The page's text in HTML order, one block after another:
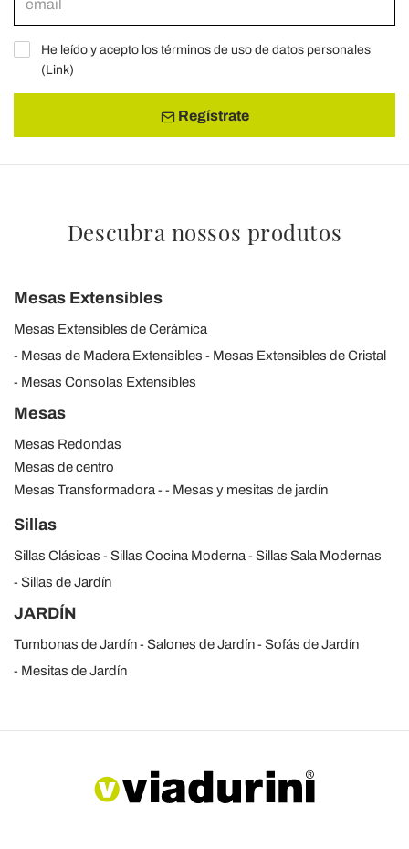
He leído y acepto los términos de uso de datos personales
(Link)
Regístrate
Descubra nossos produtos
Mesas Extensibles
Mesas Extensibles de Cerámica
Mesas de Madera Extensibles
Mesas Extensibles de Cristal
Mesas Consolas Extensibles
Mesas
Mesas Redondas
Mesas de centro
Mesas Transformadora
Mesas y mesitas de jardín
Sillas
Sillas Clásicas Sillas Cocina Moderna
Sillas Sala Modernas
Sillas de Jardín
JARDÍN
Tumbonas de Jardín Salones de Jardín
Sofás de Jardín
Mesitas de Jardín